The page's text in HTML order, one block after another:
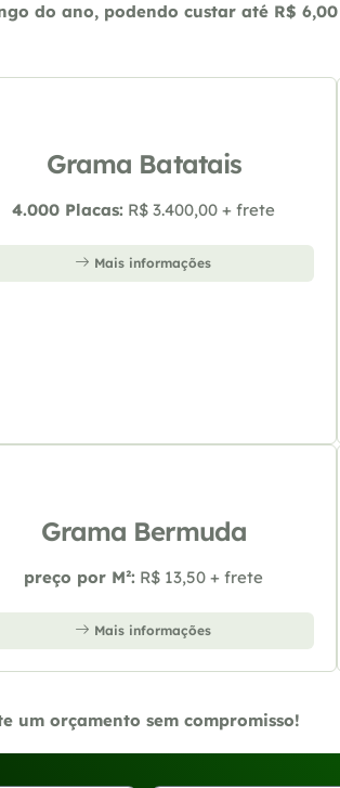
do ano, podendo custar até R$
Grama Batatais
4.000 Placas: R$ 3.400,00 + frete
Mais informações
Grama Bermuda
preço por M²: R$ 13,50 + frete
Mais informações
um orçamento sem compromisso!